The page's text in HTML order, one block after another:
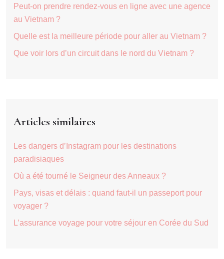
Peut-on prendre rendez-vous en ligne avec une agence
au Vietnam ?
Quelle est la meilleure période pour aller au Vietnam ?
Que voir lors d’un circuit dans le nord du Vietnam ?
Articles similaires
Les dangers d’Instagram pour les destinations
paradisiaques
Où a été tourné le Seigneur des Anneaux ?
Pays, visas et délais : quand faut-il un passeport pour
voyager ?
L’assurance voyage pour votre séjour en Corée du Sud